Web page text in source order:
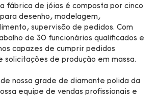
fábrica de jóias é composta por cinco
desenho, modelagem,
supervisão de pedidos. Com
de 30 funcionários qualificados e
capazes de cumprir pedidos
solicitações de produção em massa.
nossa grade de diamante polida da
equipe de vendas profissionais e